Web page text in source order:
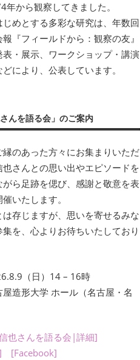
年から観察してきました。
めとする多彩な研究は、年数回
『フィールドから：観察の友』
表・展示、ワークショップ・講演
どにより、公表しています。
さんを語る会」のご案内
縁のあった方々にお集まりいただ
也さんとの思い出やエピソードを
がら足跡を偲び、感謝と敬意を表
いたします。
は存じますが、思いを寄せるみな
集を、心よりお待ちいたしており
（日）14 – 16時
造形大学 ホール（名古屋・名
也さんを語る会|詳細]
[Facebook]